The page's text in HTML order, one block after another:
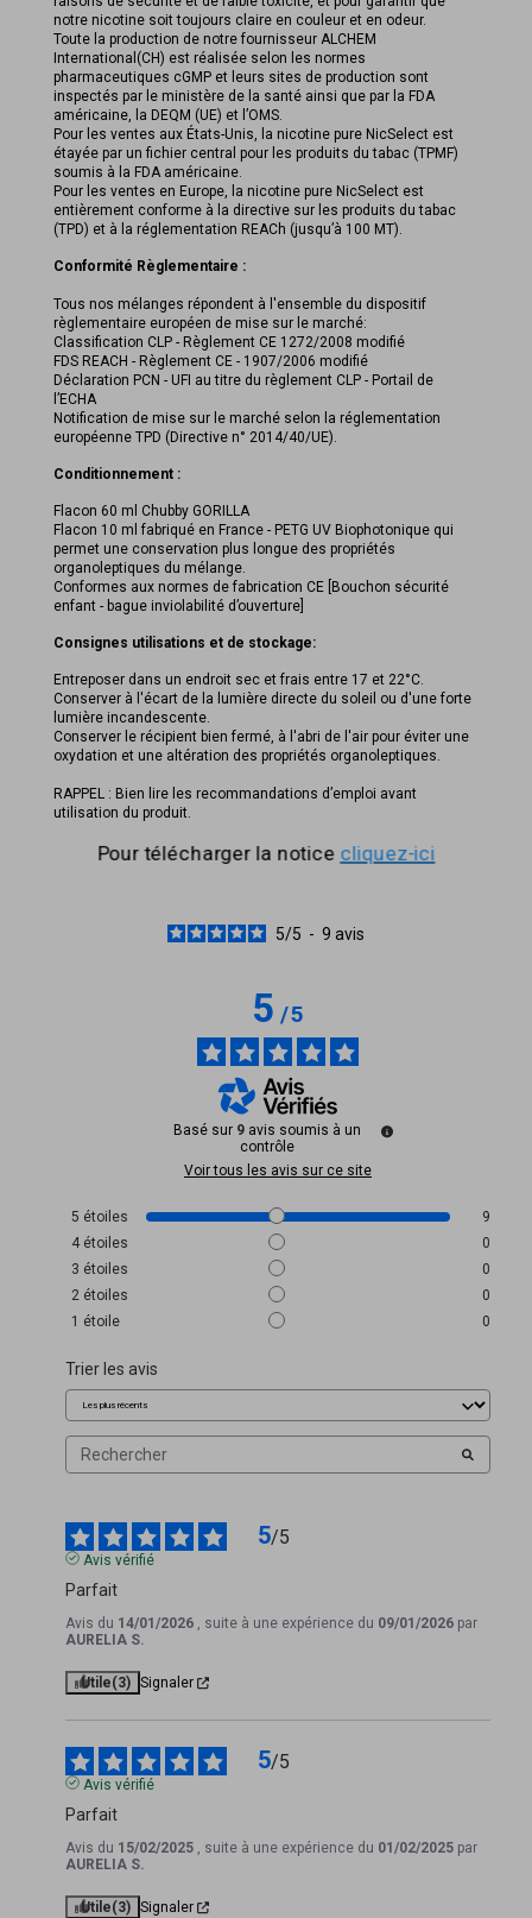
notre nicotine soit toujours claire en couleur et en odeur.
Toute la production de notre fournisseur ALCHEM
International(CH) est réalisée selon les normes
pharmaceutiques cGMP et leurs sites de production sont
inspectés par le ministère de la santé ainsi que par la FDA
américaine, la DEQM (UE) et l’OMS.
Pour les ventes aux États-Unis, la nicotine pure NicSelect est
étayée par un fichier central pour les produits du tabac (TPMF)
soumis à la FDA américaine.
Pour les ventes en Europe, la nicotine pure NicSelect est
entièrement conforme à la directive sur les produits du tabac
(TPD) et à la réglementation REACh (jusqu’à 100 MT).
Conformité Règlementaire :
Tous nos mélanges répondent à l'ensemble du dispositif
règlementaire européen de mise sur le marché:
Classification CLP - Règlement CE 1272/2008 modifié
FDS REACH - Règlement CE - 1907/2006 modifié
Déclaration PCN - UFI au titre du règlement CLP - Portail de
l’ECHA
Notification de mise sur le marché selon la réglementation
européenne TPD (Directive n° 2014/40/UE).
Conditionnement :
Flacon 60 ml Chubby GORILLA
Flacon 10 ml fabriqué en France - PETG UV Biophotonique qui
permet une conservation plus longue des propriétés
organoleptiques du mélange.
Conformes aux normes de fabrication CE [Bouchon sécurité
enfant - bague inviolabilité d’ouverture]
Consignes utilisations et de stockage:
Entreposer dans un endroit sec et frais entre 17 et 22°C.
Conserver à l'écart de la lumière directe du soleil ou d'une forte
lumière incandescente.
Conserver le récipient bien fermé, à l'abri de l'air pour éviter une
oxydation et une altération des propriétés organoleptiques.
RAPPEL : Bien lire les recommandations d’emploi avant
utilisation du produit.
Pour télécharger la notice cliquez-ici
5/5 - 9 avis
5/5
Basé sur 9 avis soumis à un
contrôle
Voir tous les avis sur ce site
5 étoiles
9
4 étoiles
0
3 étoiles
0
2 étoiles
0
1 étoile 0
Trier les avis
5/5
Avis vérifié
Parfait
Avis du 14/01/2026 , suite à une expérience du 09/01/2026 par
AURELIA S.
Utile(3) Signaler
5/5
Avis vérifié
Parfait
Avis du 15/02/2025 , suite à une expérience du 01/02/2025 par
AURELIA S.
Utile(3) Signaler